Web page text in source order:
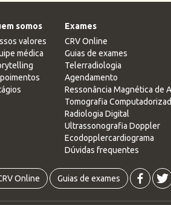
somos
valores
médica
Exames
CRV Online
Guias de exames
Telerradiologia
Agendamento
Ressonância Magnética de
Tomografia
Radiologia Digital
Ultrassonografia Doppler
Ecodopplercardiograma
Dúvidas frequentes
Online Guias de exames